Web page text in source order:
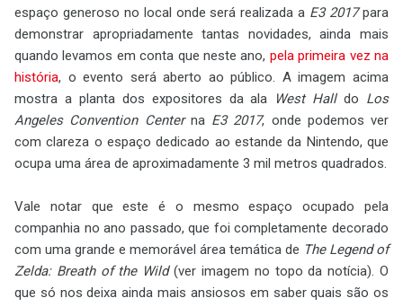
espaço generoso no local onde será realizada a E3 2017para
demonstrar apropriadamente tantas novidades, ainda mais
quando levamos em conta que neste ano, pela primeira vez na
história, o evento será aberto ao público. A imagem acima
mostra a planta dos expositores da ala
West Halldo Los
Angeles Convention Centerna E3 2017, onde podemos ver
com clareza o espaço dedicado ao estande da Nintendo, que
ocupa uma área de aproximadamente 3 mil metros quadrados.
Vale notar que este é o mesmo espaço ocupado pela
companhia no ano passado, que foi completamente decorado
com uma grande e memorável área temática de The Legend of
Zelda: Breath of the Wild(ver imagem no topo da notícia). O
que só nos deixa ainda mais ansiosos em saber quais são os